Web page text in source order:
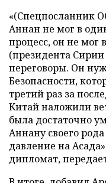
«(Спецпосланник
Аннан не мог в
процесс, он не мог
(президента
переговоры. Он
Безопасности,
третий раз за
Китай наложили
была достаточно
Аннану своего
давление на
дипломат,